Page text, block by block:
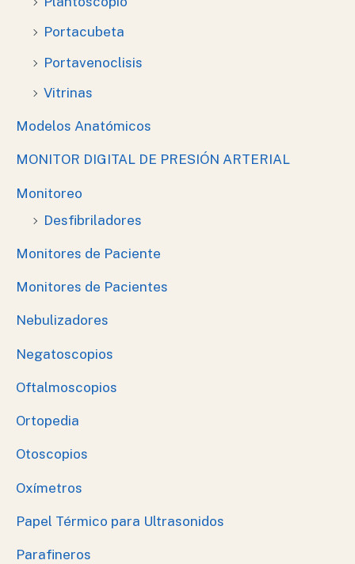
Portacubeta
Portavenoclisis
Vitrinas
Modelos Anatómicos
MONITOR DIGITAL DE PRESIÓN ARTERIAL
Monitoreo
Desfibriladores
Monitores de Paciente
Monitores de Pacientes
Nebulizadores
Negatoscopios
Oftalmoscopios
Ortopedia
Otoscopios
Oxímetros
Papel Térmico para Ultrasonidos
Parafineros